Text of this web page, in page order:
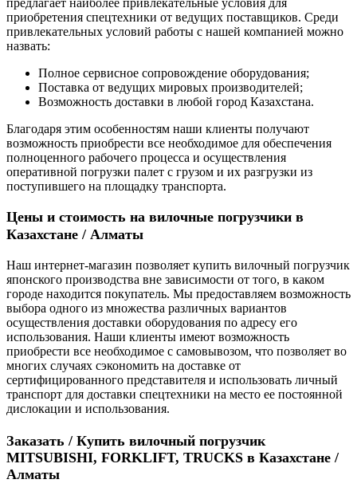
приобретения спецтехники от ведущих поставщиков. Среди
привлекательных условий работы с нашей компанией можно
назвать:
Полное сервисное сопровождение оборудования;
Поставка от ведущих мировых производителей;
Возможность доставки в любой город Казахстана.
Благодаря этим особенностям наши клиенты получают
возможность приобрести все необходимое для обеспечения
полноценного рабочего процесса и осуществления
оперативной погрузки палет с грузом и их разгрузки из
поступившего на площадку транспорта.
Цены и стоимость на вилочные погрузчики в
Казахстане / Алматы
Наш интернет-магазин позволяет купить вилочный погрузчик
японского производства вне зависимости от того, в каком
городе находится покупатель. Мы предоставляем возможность
выбора одного из множества различных вариантов
осуществления доставки оборудования по адресу его
использования. Наши клиенты имеют возможность
приобрести все необходимое с самовывозом, что позволяет во
многих случаях сэкономить на доставке от
сертифицированного представителя и использовать личный
транспорт для доставки спецтехники на место ее постоянной
дислокации и использования.
Заказать / Купить вилочный погрузчик
MITSUBISHI, FORKLIFT, TRUCKS в Казахстане /
Алматы